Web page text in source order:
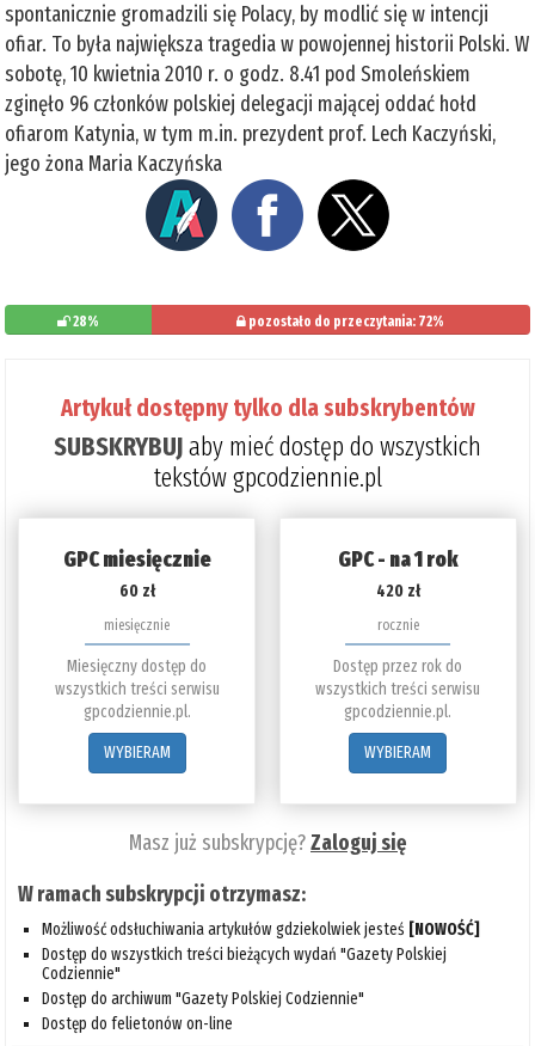
spontanicznie gromadzili się Polacy, by modlić się w intencji
ofiar. To była największa tragedia w powojennej historii Polski. W
sobotę, 10 kwietnia 2010 r. o godz. 8.41 pod Smoleńskiem
zginęło 96 członków polskiej delegacji mającej oddać hołd
ofiarom Katynia, w tym m.in. prezydent prof. Lech Kaczyński,
jego żona Maria Kaczyńska
28% pozostało do przeczytania: 72%
Artykuł dostępny tylko dla subskrybentów
SUBSKRYBUJaby mieć dostęp do wszystkich
tekstów gpcodziennie.pl
GPC miesięcznie
60 zł
miesięcznie
Miesięczny dostęp do
wszystkich treści serwisu
gpcodziennie.pl.
WYBIERAM
GPC - na 1 rok
420 zł
rocznie
Dostęp przez rok do
wszystkich treści serwisu
gpcodziennie.pl.
WYBIERAM
Masz już subskrypcję?Zaloguj się
W ramach subskrypcji otrzymasz:
Możliwość odsłuchiwania artykułów gdziekolwiek jesteś [NOWOŚĆ]
Dostęp do wszystkich treści bieżących wydań "Gazety Polskiej
Codziennie"
Dostęp do archiwum "Gazety Polskiej Codziennie"
Dostęp do felietonów on-line